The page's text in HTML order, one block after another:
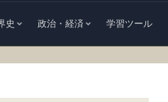
史 政治・経済 学習ツール